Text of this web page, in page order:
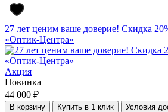
27 лет ценим ваше доверие! Скидка
«Оптик-Центра»
Акция
Новинка
44 000 ₽
В корзину Купить в 1 клик Условия